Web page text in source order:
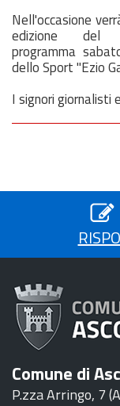
Nell'occasione
edizione del
programma
dello Sport "Ezio
I signori
Comune di
P.zza Arringo, 7